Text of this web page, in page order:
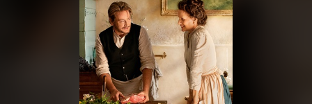
Культура
Мероприятия